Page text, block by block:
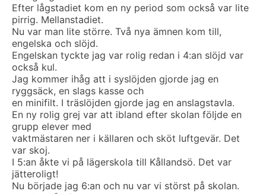
Efter lågstadiet kom en ny period som också var lite
pirrig. Mellanstadiet.
Nu var man lite större. Två nya ämnen kom till,
engelska och slöjd.
Engelskan tyckte jag var rolig redan i 4:an slöjd var
också kul.
Jag kommer ihåg att i syslöjden gjorde jag en
ryggsäck, en slags kasse och
en minifilt. I träslöjden gjorde jag en anslagstavla.
En ny rolig grej var att ibland efter skolan följde en
grupp elever med
vaktmästaren ner i källaren och sköt luftgevär. Det
var skoj.
I 5:an åkte vi på lägerskola till Kållandsö. Det var
jätteroligt!
Nu började jag 6:an och nu var vi störst på skolan.